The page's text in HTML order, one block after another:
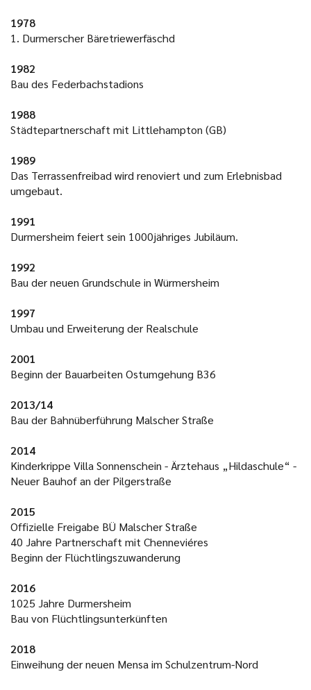
1978
1. Durmerscher Bäretriewerfäschd
1982
Bau des Federbachstadions
1988
Städtepartnerschaft mit Littlehampton (GB)
1989
Das Terrassenfreibad wird renoviert und zum Erlebnisbad
umgebaut.
1991
Durmersheim feiert sein 1000jähriges Jubiläum.
1992
Bau der neuen Grundschule in Würmersheim
1997
Umbau und Erweiterung der Realschule
2001
Beginn der Bauarbeiten Ostumgehung B36
2013/14
Bau der Bahnüberführung Malscher Straße
2014
Kinderkrippe Villa Sonnenschein - Ärztehaus „Hildaschule“ -
Neuer Bauhof an der Pilgerstraße
2015
Offizielle Freigabe BÜ Malscher Straße
40 Jahre Partnerschaft mit Chenneviéres
Beginn der Flüchtlingszuwanderung
2016
1025 Jahre Durmersheim
Bau von Flüchtlingsunterkünften
2018
Einweihung der neuen Mensa im Schulzentrum-Nord